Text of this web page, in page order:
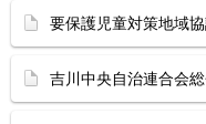
要保護児童対策地域
吉川中央自治連合会